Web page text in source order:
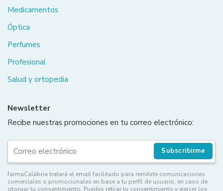
Medicamentos
Óptica
Perfumes
Profesional
Salud y ortopedia
Newsletter
Recibe nuestras promociones en tu correo electrónico:
Subscribirme
farmaCalàbria tratará el email facilitado para remitirte comunicaciones
comerciales o promocionales en base a tu perfil de usuario, en caso de
otorgar tu consentimiento. Puedes retirar tu consentimiento y ejercer los